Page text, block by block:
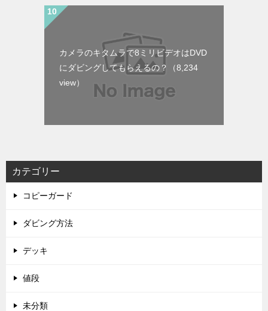
カメラのキタムラで8ミリビデオはDVD
にダビングしてもらえるの？
（8,234
view）
カテゴリー
コピーガード
ダビング方法
デッキ
値段
未分類